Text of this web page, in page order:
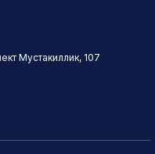
Мустакиллик, 107